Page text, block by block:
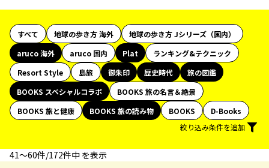
すべて 地球の歩き方 海外
地球の歩き方 Jシリーズ（国内）
aruco 海外
aruco 国内 Plat
ランキング&テクニック
Resort Style
島旅 御朱印 歴史時代
旅の図鑑
BOOKS スペシャルコラボ
BOOKS 旅の名言＆絶景
BOOKS 旅と健康
BOOKS 旅の読み物 BOOKS
D-Books
絞り込み条件を追加
41〜60件/172件中 を表示